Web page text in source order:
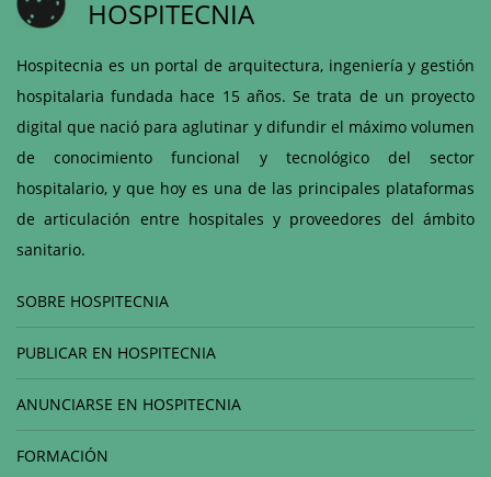
HOSPITECNIA
Hospitecnia es un portal de arquitectura, ingeniería y gestión
hospitalaria fundada hace 15 años. Se trata de un proyecto
digital que nació para aglutinar y difundir el máximo volumen
de conocimiento funcional y tecnológico del sector
hospitalario, y que hoy es una de las principales plataformas
de articulación entre hospitales y proveedores del ámbito
sanitario.
SOBRE HOSPITECNIA
PUBLICAR EN HOSPITECNIA
ANUNCIARSE EN HOSPITECNIA
FORMACIÓN